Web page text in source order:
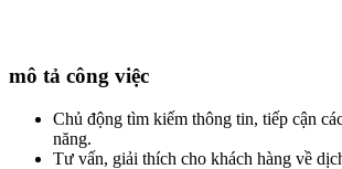
mô tả công việc
Chủ động tìm kiếm thông tin, tiếp cận
năng.
Tư vấn, giải thích cho khách hàng về